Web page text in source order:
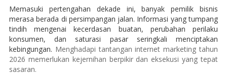
Memasuki pertengahan dekade ini, banyak pemilik bisnis
merasa berada di persimpangan jalan. Informasi yang tumpang
tindih mengenai kecerdasan buatan, perubahan perilaku
konsumen, dan saturasi pasar seringkali menciptakan
kebingungan. Menghadapi tantangan internet marketing tahun
2026 memerlukan kejernihan berpikir dan eksekusi yang tepat
sasaran.